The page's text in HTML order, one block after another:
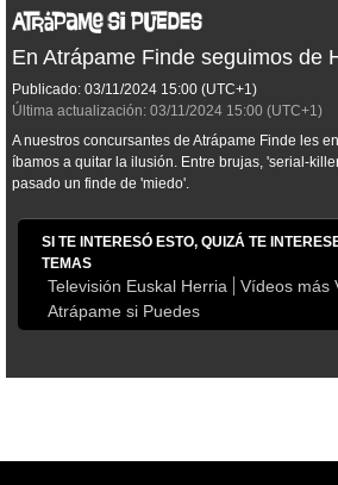
En Atrápame Finde seguimos de
Publicado: 03/11/2024 15:00 (UTC+1)
Última actualización: 03/11/2024 15:00 (UTC+1)
A nuestros concursantes de Atrápame Finde les
íbamos a quitar la ilusión. Entre brujas, 'serial-
pasado un finde de 'miedo'.
SI TE INTERESÓ ESTO, QUIZÁ TE
TEMAS
Televisión Euskal Herria
Vídeos más
Atrápame si Puedes